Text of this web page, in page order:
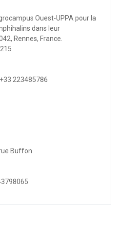
Ouest-UPPA pour la
dans leur
Rennes, France.
+33 223485786
Buffon